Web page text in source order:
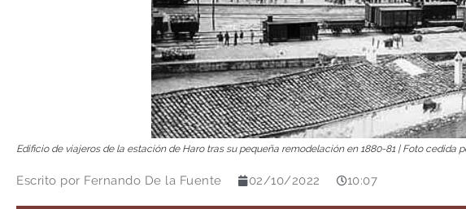
Edificio de viajeros de la estación de Haro tras su pequeña remodelación en 1880-81 | Foto cedida
Escrito por Fernando De la Fuente 02/10/2022 10:07